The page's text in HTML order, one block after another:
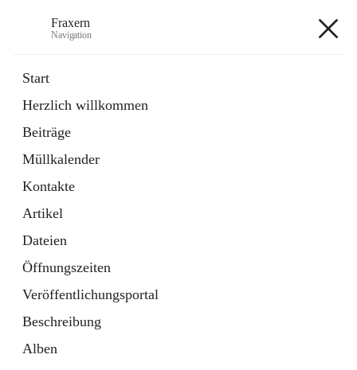
Fraxern
Navigation
Start
Herzlich willkommen
Beiträge
Müllkalender
Kontakte
Artikel
Dateien
Öffnungszeiten
Veröffentlichungsportal
Beschreibung
Alben
Ordner
in
Tab
Formulare
Artikel
öffnet
in
neuem
Tab